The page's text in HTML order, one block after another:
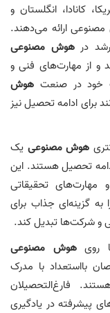
کانادا، انگلستان و
ارائه می‌دهند.
درهوش مصنوعی
و از مهارت‌های فنی و
خود در صنعت هوش
برای ادامه تحصیل نیز
هوش مصنوعی یک
تحصیل هستند. این
مهارت‌های تحقیقاتی
به گزینه‌ای جذاب برای
و شرکت‌ها تبدیل کند.
رویهوش مصنوعی
بااستعداد با مدرک
فارغ‌التحصیلان
پیشرفته در یادگیری